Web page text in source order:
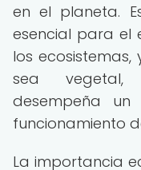
en el planeta.
esencial para el
los
sea vegetal,
desempeña
funcionamiento
La importancia